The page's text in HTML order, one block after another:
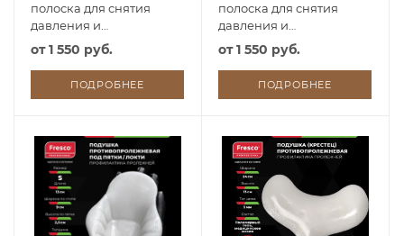
полоска для снятия
давления и
профилактики
пролежней из геля
от1 550 руб.
ПОДРОБНЕЕ
полоска для снятия
давления и
профилактики
пролежней из геля
от1 550 руб.
ПОДРОБНЕЕ